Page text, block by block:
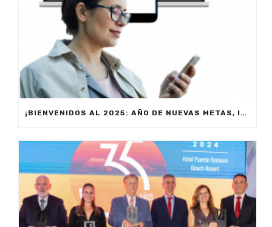
¡BIENVENIDOS AL 2025: AÑO DE NUEVAS METAS, INNOVACIÓN Y PRODUCTIVIDAD!